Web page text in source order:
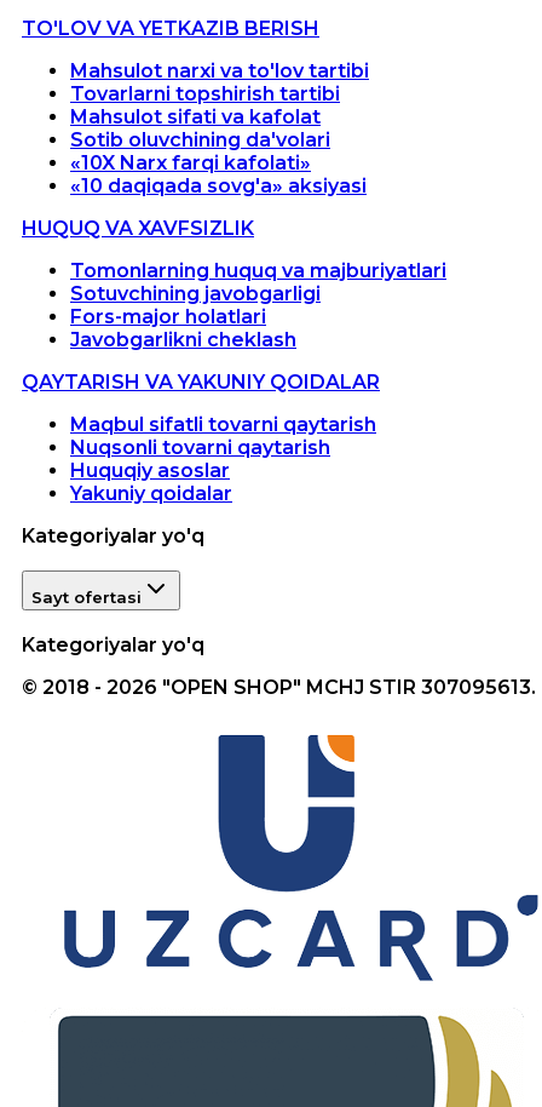
TO'LOV VA YETKAZIB BERISH
Mahsulot narxi va to'lov tartibi
Tovarlarni topshirish tartibi
Mahsulot sifati va kafolat
Sotib oluvchining da'volari
«10X Narx farqi kafolati»
«10 daqiqada sovg'a» aksiyasi
HUQUQ VA XAVFSIZLIK
Tomonlarning huquq va majburiyatlari
Sotuvchining javobgarligi
Fors-major holatlari
Javobgarlikni cheklash
QAYTARISH VA YAKUNIY QOIDALAR
Maqbul sifatli tovarni qaytarish
Nuqsonli tovarni qaytarish
Huquqiy asoslar
Yakuniy qoidalar
Kategoriyalar yo'q
Sayt ofertasi
Kategoriyalar yo'q
© 2018 - 2026 "OPEN SHOP" MCHJ STIR 307095613.